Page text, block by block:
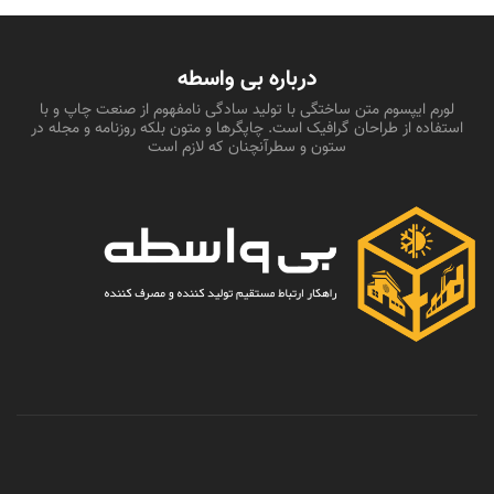
درباره بی واسطه
لورم ایپسوم متن ساختگی با تولید سادگی نامفهوم از صنعت چاپ و با
استفاده از طراحان گرافیک است. چاپگرها و متون بلکه روزنامه و مجله در
ستون و سطرآنچنان که لازم است